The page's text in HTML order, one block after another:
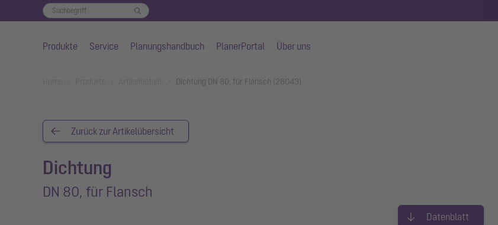
Produkte Service Planungshandbuch PlanerPortal Über uns
Dichtung DN 80, für Flansch (28043)
Zurück zur Artikelübersicht
Dichtung
DN 80, für Flansch
Datenblatt